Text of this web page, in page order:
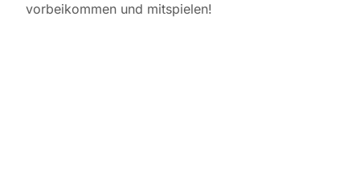
vorbeikommen und mitspielen!